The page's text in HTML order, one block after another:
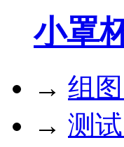
小罩
→ 组
→ 测